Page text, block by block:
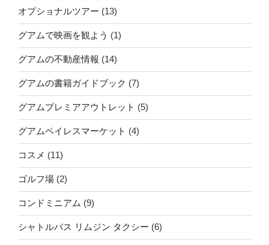
オプショナルツアー (13)
グアムで映画を観よう (1)
グアムの不動産情報 (14)
グアムの書籍ガイドブック (7)
グアムプレミアアウトレット (5)
グアムペイレスマーケット (4)
コスメ (11)
ゴルフ場 (2)
コンドミニアム (9)
シャトルバス リムジン タクシー (6)